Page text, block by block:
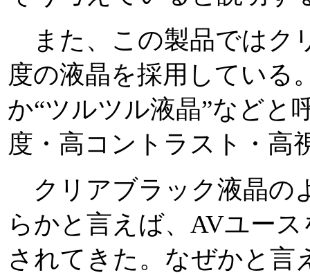
また、この製品ではク
度の液晶を採用している
か“ツルツル液晶”などと
度・高コントラスト・高
クリアブラック液晶の
らかと言えば、AVユー
されてきた。なぜかと言